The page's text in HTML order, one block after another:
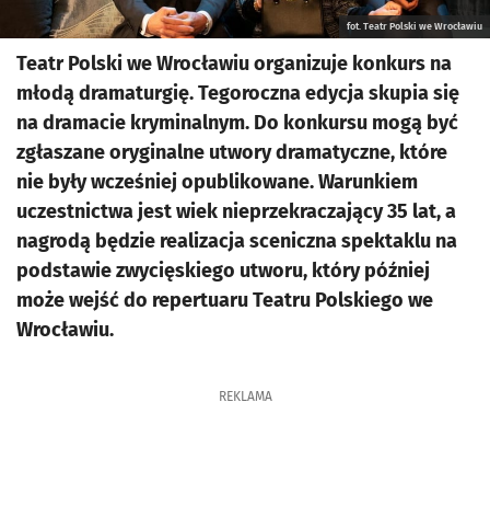
fot. Teatr Polski we Wrocławiu
Teatr Polski we Wrocławiu organizuje konkurs na
młodą dramaturgię. Tegoroczna edycja skupia się
na dramacie kryminalnym. Do konkursu mogą być
zgłaszane oryginalne utwory dramatyczne, które
nie były wcześniej opublikowane. Warunkiem
uczestnictwa jest wiek nieprzekraczający 35 lat, a
nagrodą będzie realizacja sceniczna spektaklu na
podstawie zwycięskiego utworu, który później
może wejść do repertuaru Teatru Polskiego we
Wrocławiu.
REKLAMA